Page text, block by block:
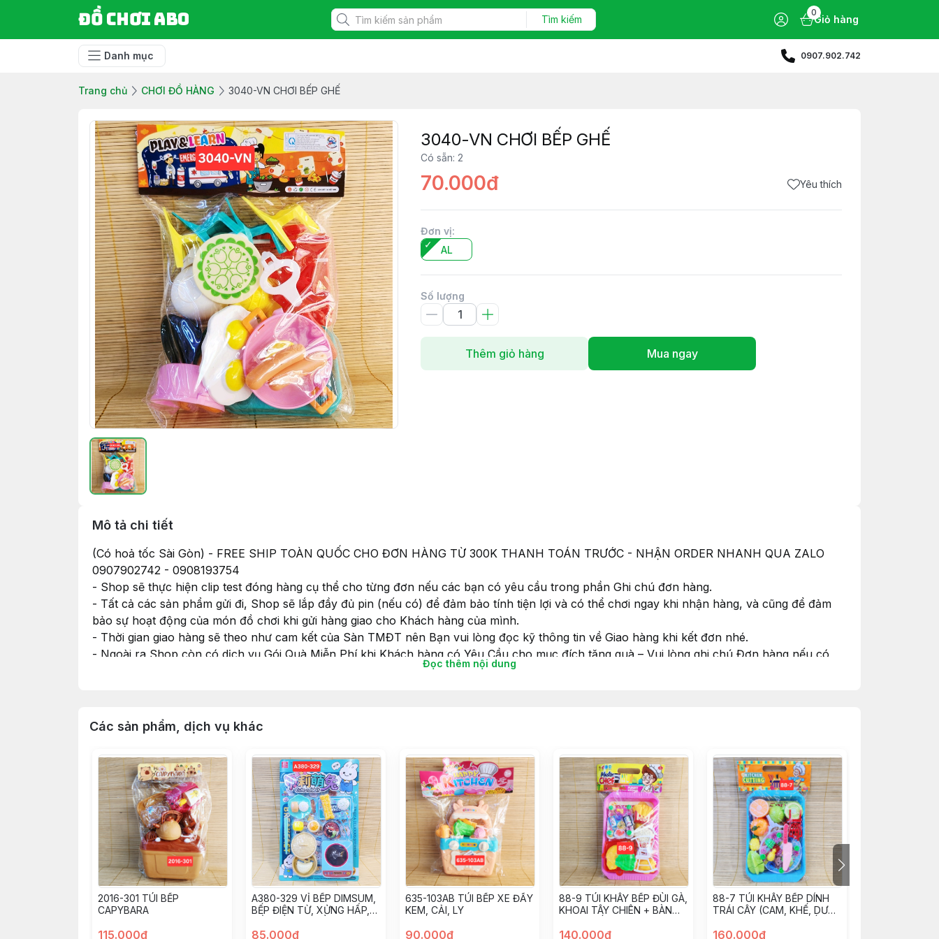
Đồ chơi ABO Tìm kiếm
0
Giỏ hàng
Danh mục 0907.902.742
Trang chủ CHƠI ĐỒ HÀNG 3040-VN CHƠI BẾP GHẾ
3040-VN CHƠI BẾP GHẾ
Có sẵn: 2
70.000đ Yêu thích
Đơn vị:
AL
Số lượng
Thêm giỏ hàng Mua ngay
Mô tả chi tiết
(Có hoả tốc Sài Gòn) - FREE SHIP TOÀN QUỐC CHO ĐƠN HÀNG TỪ 300K THANH TOÁN TRƯỚC - NHẬN ORDER NHANH QUA ZALO
0907902742 - 0908193754
- Shop sẽ thực hiện clip test đóng hàng cụ thể cho từng đơn nếu các bạn có yêu cầu trong phần Ghi chú đơn hàng.
- Tất cả các sản phẩm gửi đi, Shop sẽ lắp đầy đủ pin (nếu có) để đảm bảo tính tiện lợi và có thể chơi ngay khi nhận hàng, và cũng để đảm
bảo sự hoạt động của món đồ chơi khi gửi hàng giao cho Khách hàng của mình.
- Thời gian giao hàng sẽ theo như cam kết của Sàn TMĐT nên Bạn vui lòng đọc kỹ thông tin về Giao hàng khi kết đơn nhé.
- Ngoài ra Shop còn có dịch vụ Gói Quà Miễn Phí khi Khách hàng có Yêu Cầu cho mục đích tặng quà – Vui lòng ghi chú Đơn hàng nếu có
Đọc thêm nội dung
Các sản phẩm, dịch vụ khác
2016-301 TÚI BẾP
CAPYBARA
115.000đ
A380-329 VỈ BẾP DIMSUM,
BẾP ĐIỆN TỪ, XỬNG HẤP,
85.000đ
635-103AB TÚI BẾP XE ĐẨY
KEM, CẢI, LY
90.000đ
88-9 TÚI KHÂY BẾP ĐÙI GÀ,
KHOAI TÂY CHIÊN + BÀN
140.000đ
88-7 TÚI KHÂY BẾP DÍNH
TRÁI CÂY (CAM, KHẾ, DƯA
160.000đ